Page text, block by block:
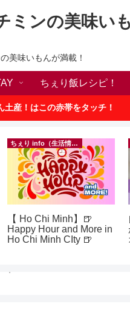
ミンの美味い
美味いもんが満載！
ちぇり飯レシピ！
産！はこの赤帯をタッチ！
ちぇり info（生活情報）
【 Ho Chi Minh】🍺
Happy Hour and More in
Ho Chi Minh CIty 🍺